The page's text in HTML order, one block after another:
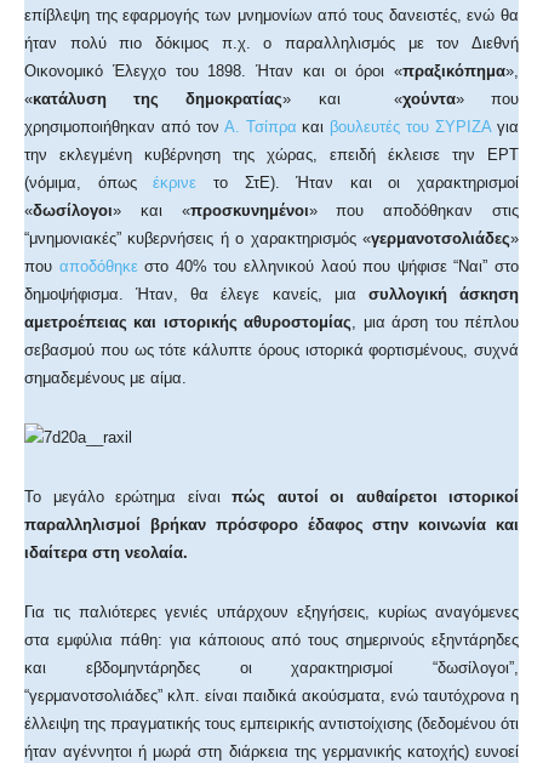
επίβλεψη της εφαρμογής των μνημονίων από τους δανειστές, ενώ θα
ήταν πολύ πιο δόκιμος π.χ. ο παραλληλισμός με τον Διεθνή
Οικονομικό Έλεγχο του 1898. Ήταν και οι όροι «πραξικόπημα»,
«κατάλυση της δημοκρατίας» και «χούντα» που
χρησιμοποιήθηκαν από τον Α. Τσίπρα και βουλευτές του ΣΥΡΙΖΑγια
την εκλεγμένη κυβέρνηση της χώρας, επειδή έκλεισε την ΕΡΤ
(νόμιμα, όπωςέκρινε το ΣτΕ). Ήταν και οι χαρακτηρισμοί
«δωσίλογοι» και «προσκυνημένοι» που αποδόθηκαν στις
“μνημονιακές” κυβερνήσεις ή ο χαρακτηρισμός «γερμανοτσολιάδες»
που αποδόθηκεστο 40% του ελληνικού λαού που ψήφισε “Ναι” στο
δημοψήφισμα. Ήταν, θα έλεγε κανείς, μια συλλογική άσκηση
αμετροέπειας και ιστορικής αθυροστομίας, μια άρση του πέπλου
σεβασμού που ως τότε κάλυπτε όρους ιστορικά φορτισμένους, συχνά
σημαδεμένους με αίμα.
Το μεγάλο ερώτημα είναι πώς αυτοί οι αυθαίρετοι ιστορικοί
παραλληλισμοί βρήκαν πρόσφορο έδαφος στην κοινωνία και
ιδαίτερα στη νεολαία.
Για τις παλιότερες γενιές υπάρχουν εξηγήσεις, κυρίως αναγόμενες
στα εμφύλια πάθη: για κάποιους από τους σημερινούς εξηντάρηδες
και εβδομηντάρηδες οι χαρακτηρισμοί “δωσίλογοι”,
“γερμανοτσολιάδες” κλπ. είναι παιδικά ακούσματα, ενώ ταυτόχρονα η
έλλειψη της πραγματικής τους εμπειρικής αντιστοίχισης (δεδομένου ότι
ήταν αγέννητοι ή μωρά στη διάρκεια της γερμανικής κατοχής) ευνοεί